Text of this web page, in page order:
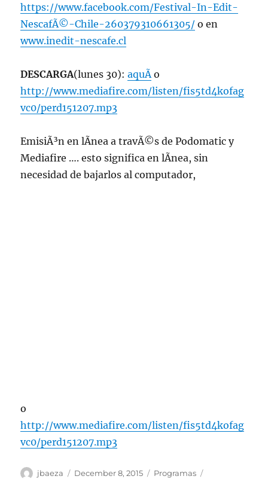
https://www.facebook.com/Festival-In-Edit-
NescafÃ©-Chile-260379310661305/ o en
www.inedit-nescafe.cl
DESCARGA(lunes 30):aquÃ­ o
http://www.mediafire.com/listen/fis5td4kofag
vc0/perd151207.mp3
EmisiÃ³n en lÃ­nea a travÃ©s de Podomatic y
Mediafire …. esto significa en lÃ­nea, sin
necesidad de bajarlos al computador,
o
http://www.mediafire.com/listen/fis5td4kofag
vc0/perd151207.mp3
Author
jbaeza
Posted
December 8, 2015 Categories
Programas